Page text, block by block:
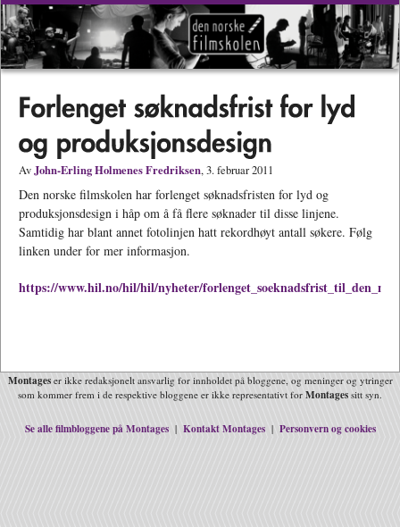
AvJohn-Erling Holmenes Fredriksen, 3. februar 2011
Den norske filmskolen har forlenget søknadsfristen for lyd og
produksjonsdesign i håp om å få flere søknader til disse linjene.
Samtidig har blant annet fotolinjen hatt rekordhøyt antall søkere. Følg
linken under for mer informasjon.
https://www.hil.no/hil/hil/nyheter/
Montageser ikke redaksjonelt ansvarlig for innholdet på bloggene, og meninger og ytringer
som kommer frem i de respektive bloggene er ikke representativt for Montages sitt syn.
Se alle filmbloggene på Montages| Kontakt Montages| Personvern og cookies